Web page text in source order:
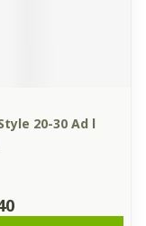
20-30 Ad l